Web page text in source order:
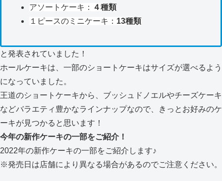
アソートケーキ： ４種類
１ピースのミニケーキ： 13種類
と発表されていました！
ホールケーキは、一部のショートケーキはサイズが選べるよう
になっていました。
王道のショートケーキから、ブッシュドノエルやチーズケーキ
などバラエティ豊かなラインナップなので、きっとお好みのケ
ーキが見つかると思います！
今年の新作ケーキの一部をご紹介！
2022年の新作ケーキの一部をご紹介します♪
※発売日は店舗により異なる場合があるのでご注意ください。